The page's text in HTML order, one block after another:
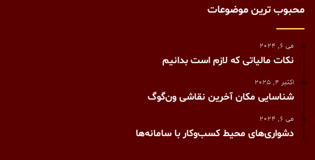
محبوب ترین موضوعات
می 6, 2024
نکات مالیاتی که لازم است بدانیم
اکتبر 4, 2025
شناسایی مکان آخرین نقاشی ون‌گوگ
می 6, 2024
دشواری‌های محیط کسب‌وکار با سامانه‌‏‌ها